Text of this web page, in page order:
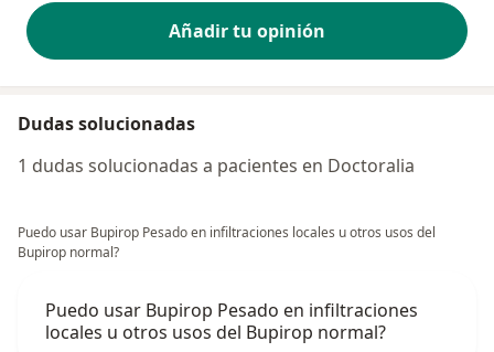
Añadir tu opinión
Dudas solucionadas
1 dudas solucionadas a pacientes en Doctoralia
Puedo usar Bupirop Pesado en infiltraciones locales u otros usos del
Bupirop normal?
Puedo usar Bupirop Pesado en infiltraciones
locales u otros usos del Bupirop normal?